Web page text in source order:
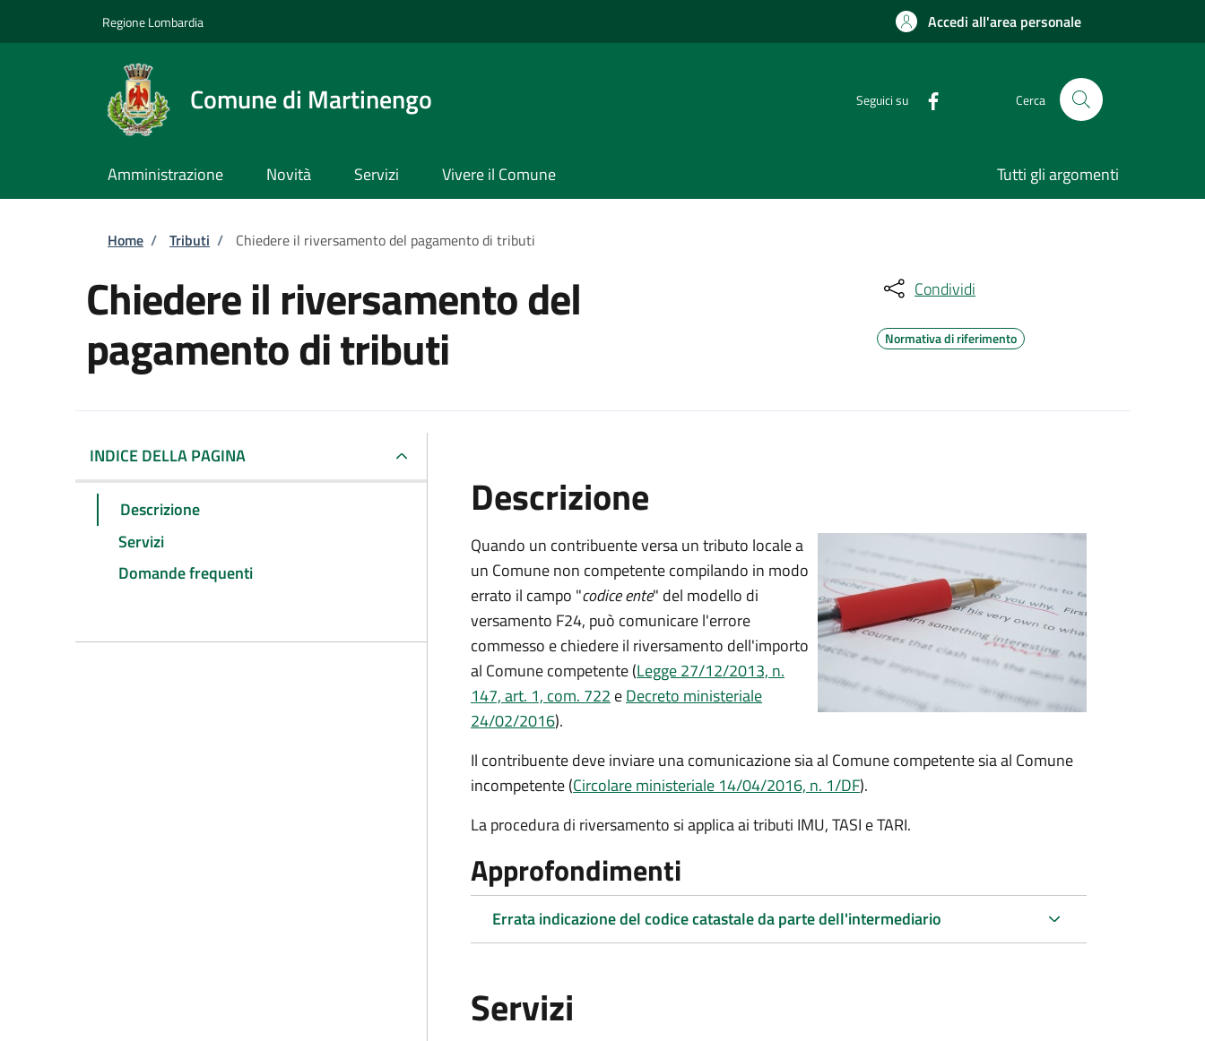
Regione Lombardia Accedi all'area personale
Comune di Martinengo Seguici su Cerca
Amministrazione Novità Servizi Vivere il Comune Tutti gli argomenti
Briciole di pane
Home / Tributi / Chiedere il riversamento del pagamento di tributi
Chiedere il riversamento del
pagamento di tributi
Condividi
Normativa di riferimento
INDICE DELLA PAGINA
Descrizione
Servizi
Domande frequenti
Descrizione
Quando un contribuente versa un tributo locale a
un Comune non competente compilando in modo
errato il campo "codice ente" del modello di
versamento F24, può comunicare l'errore
commesso e chiedere il riversamento dell'importo
al Comune competente (Legge 27/12/2013, n.
147, art. 1, com. 722 eDecreto ministeriale
24/02/2016).
Il contribuente deve inviare una comunicazione sia al Comune competente sia al Comune
incompetente (Circolare ministeriale 14/04/2016, n. 1/DF).
La procedura di riversamento si applica ai tributi IMU, TASI e TARI.
Approfondimenti
Errata indicazione del codice catastale da parte dell'intermediario
Servizi